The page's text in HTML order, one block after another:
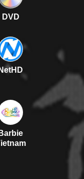
DVD
NetHD
Barbie